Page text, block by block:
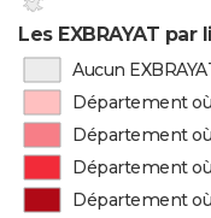
Les EXBRAYAT
Aucun
Département
Département où
Département
Département